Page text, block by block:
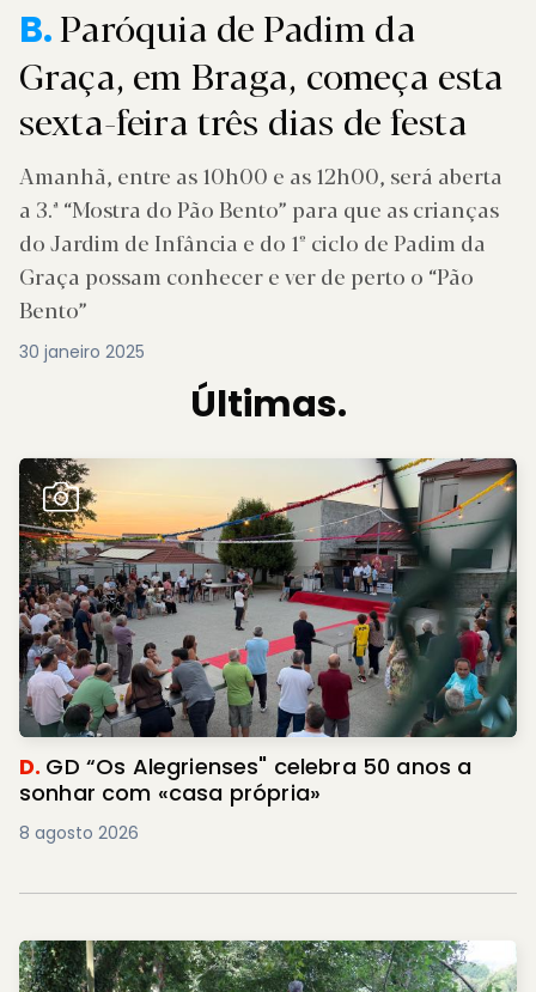
B.Paróquia de Padim da
Graça, em Braga, começa esta
sexta-feira três dias de festa
Amanhã, entre as 10h00 e as 12h00, será aberta
a 3.ª “Mostra do Pão Bento” para que as crianças
do Jardim de Infância e do 1º ciclo de Padim da
Graça possam conhecer e ver de perto o “Pão
Bento”
30 janeiro 2025
Últimas.
D. GD “Os Alegrienses" celebra 50 anos a
sonhar com «casa própria»
8 agosto 2026